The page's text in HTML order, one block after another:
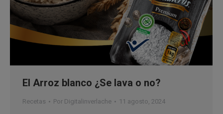
El Arroz blanco ¿Se lava o no?
Recetas Por Digitalinverlache 11 agosto, 2024